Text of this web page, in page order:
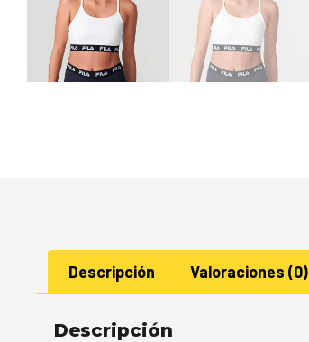
Descripción Valoraciones (0)
Descripción